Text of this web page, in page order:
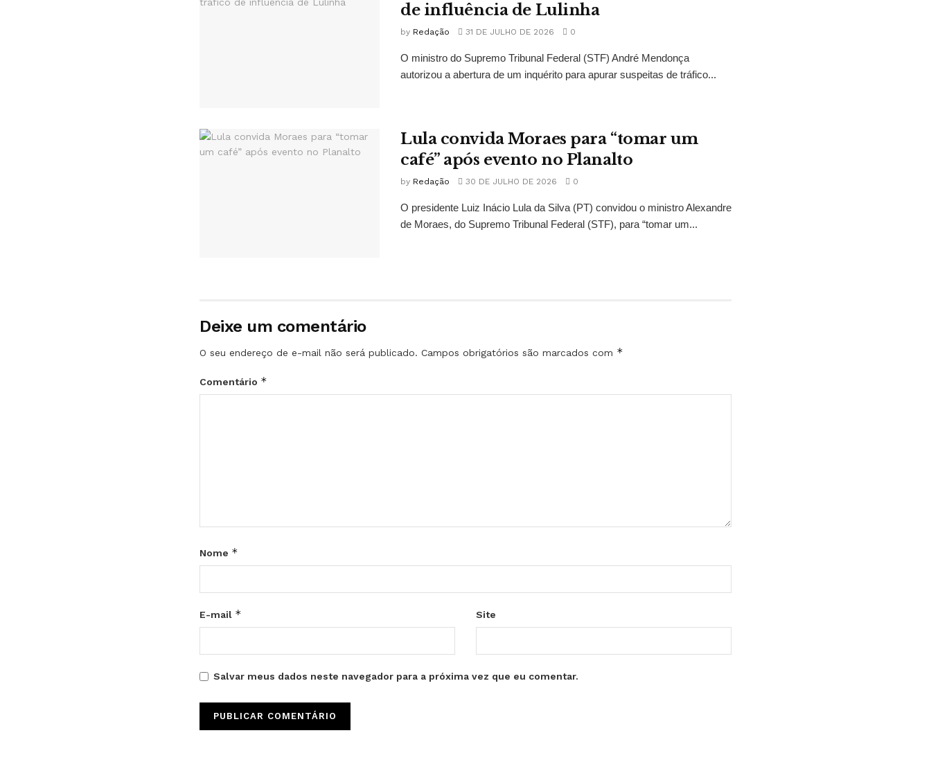
de influência de Lulinha
by Redação 31 DE JULHO DE 2026 0
O ministro do Supremo Tribunal Federal (STF) André Mendonça
autorizou a abertura de um inquérito para apurar suspeitas de tráfico...
Lula convida Moraes para “tomar um
café” após evento no Planalto
by Redação 30 DE JULHO DE 2026 0
O presidente Luiz Inácio Lula da Silva (PT) convidou o ministro Alexandre
de Moraes, do Supremo Tribunal Federal (STF), para “tomar um...
Deixe um comentário
O seu endereço de e-mail não será publicado. Campos obrigatórios são marcados com *
Comentário *
Nome *
E-mail * Site
Salvar meus dados neste navegador para a próxima vez que eu comentar.